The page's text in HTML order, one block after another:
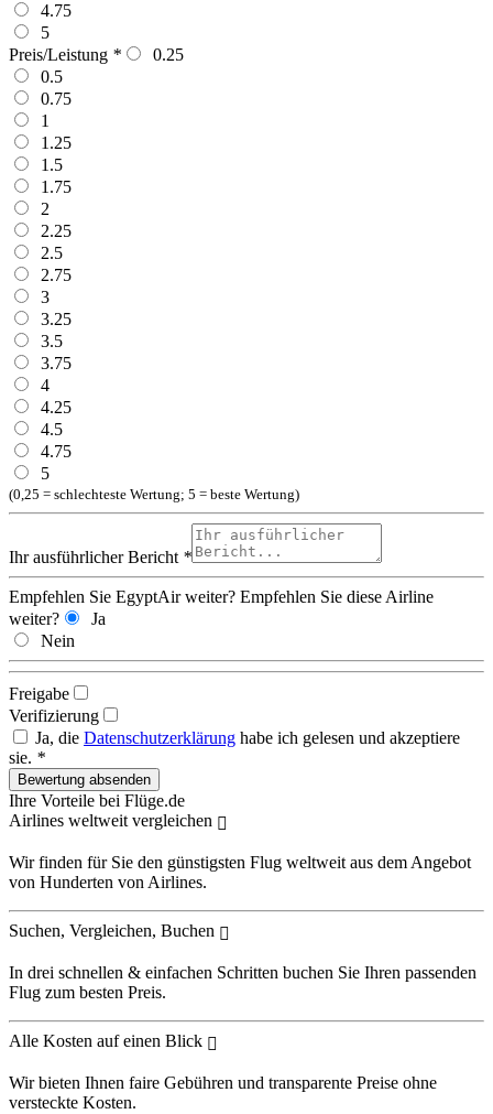
4.75
5
Preis/Leistung *
0.25
0.5
0.75
1
1.25
1.5
1.75
2
2.25
2.5
2.75
3
3.25
3.5
3.75
4
4.25
4.5
4.75
5
(0,25 = schlechteste Wertung; 5 = beste Wertung)
Ihr ausführlicher Bericht *
Empfehlen Sie EgyptAir weiter? Empfehlen Sie diese Airline
weiter?
Ja
Nein
Freigabe
Verifizierung
Ja, die Datenschutzerklärung habe ich gelesen und akzeptiere
sie. *
Ihre Vorteile bei Flüge.de
Airlines weltweit vergleichen
Wir finden für Sie den günstigsten Flug weltweit aus dem Angebot
von Hunderten von Airlines.
Suchen, Vergleichen, Buchen
In drei schnellen & einfachen Schritten buchen Sie Ihren passenden
Flug zum besten Preis.
Alle Kosten auf einen Blick
Wir bieten Ihnen faire Gebühren und transparente Preise ohne
versteckte Kosten.